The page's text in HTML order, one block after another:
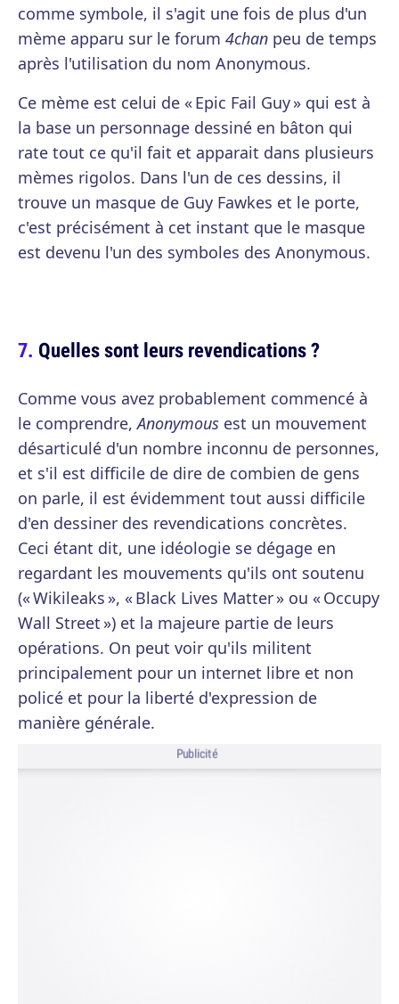
comme symbole, il s'agit une fois de plus d'un
mème apparu sur le forum 4chan peu de temps
après l'utilisation du nom Anonymous.
Ce mème est celui de « Epic Fail Guy » qui est à
la base un personnage dessiné en bâton qui
rate tout ce qu'il fait et apparait dans plusieurs
mèmes rigolos. Dans l'un de ces dessins, il
trouve un masque de Guy Fawkes et le porte,
c'est précisément à cet instant que le masque
est devenu l'un des symboles des Anonymous.
Quelles sont leurs revendications ?
Comme vous avez probablement commencé à
le comprendre,Anonymous est un mouvement
désarticulé d'un nombre inconnu de personnes,
et s'il est difficile de dire de combien de gens
on parle, il est évidemment tout aussi difficile
d'en dessiner des revendications concrètes.
Ceci étant dit, une idéologie se dégage en
regardant les mouvements qu'ils ont soutenu
(« Wikileaks », « Black Lives Matter » ou « Occupy
Wall Street ») et la majeure partie de leurs
opérations. On peut voir qu'ils militent
principalement pour un internet libre et non
policé et pour la liberté d'expression de
manière générale.
Publicité